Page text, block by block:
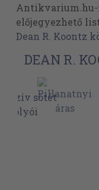
előjegyezhető
Dean R. Koontz
DEAN R.